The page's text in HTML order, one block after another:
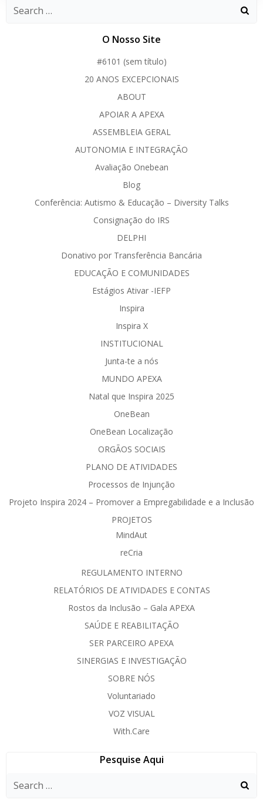
O Nosso Site
#6101 (sem título)
20 ANOS EXCEPCIONAIS
ABOUT
APOIAR A APEXA
ASSEMBLEIA GERAL
AUTONOMIA E INTEGRAÇÃO
Avaliação Onebean
Blog
Conferência: Autismo & Educação – Diversity Talks
Consignação do IRS
DELPHI
Donativo por Transferência Bancária
EDUCAÇÃO E COMUNIDADES
Estágios Ativar -IEFP
Inspira
Inspira X
INSTITUCIONAL
Junta-te a nós
MUNDO APEXA
Natal que Inspira 2025
OneBean
OneBean Localização
ORGÃOS SOCIAIS
PLANO DE ATIVIDADES
Processos de Injunção
Projeto Inspira 2024 – Promover a Empregabilidade e a Inclusão
PROJETOS
MindAut
reCria
REGULAMENTO INTERNO
RELATÓRIOS DE ATIVIDADES E CONTAS
Rostos da Inclusão – Gala APEXA
SAÚDE E REABILITAÇÃO
SER PARCEIRO APEXA
SINERGIAS E INVESTIGAÇÃO
SOBRE NÓS
Voluntariado
VOZ VISUAL
With.Care
Pesquise Aqui